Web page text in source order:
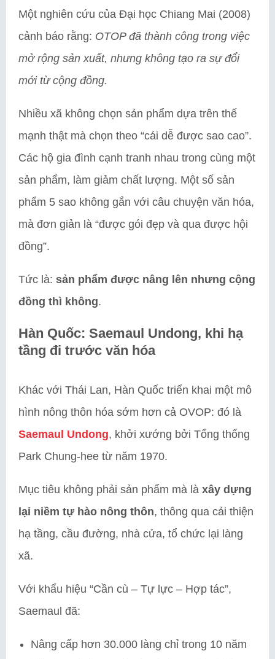
Một nghiên cứu của Đại học Chiang Mai (2008)
cảnh báo rằng: OTOP đã thành công trong việc
mở rộng sản xuất, nhưng không tạo ra sự đổi
mới từ cộng đồng.
Nhiều xã không chọn sản phẩm dựa trên thế
mạnh thật mà chọn theo “cái dễ được sao cao”.
Các hộ gia đình cạnh tranh nhau trong cùng một
sản phẩm, làm giảm chất lượng. Một số sản
phẩm 5 sao không gắn với câu chuyện văn hóa,
mà đơn giản là “được gói đẹp và qua được hội
đồng”.
Tức là: sản phẩm được nâng lên nhưng cộng
đồng thì không.
Hàn Quốc: Saemaul Undong, khi hạ
tầng đi trước văn hóa
Khác với Thái Lan, Hàn Quốc triển khai một mô
hình nông thôn hóa sớm hơn cả OVOP: đó là
Saemaul Undong, khởi xướng bởi Tổng thống
Park Chung-hee từ năm 1970.
Mục tiêu không phải sản phẩm mà là xây dựng
lại niềm tự hào nông thôn, thông qua cải thiện
hạ tầng, cầu đường, nhà cửa, tổ chức lại làng
xã.
Với khẩu hiệu “Cần cù – Tự lực – Hợp tác”,
Saemaul đã:
Nâng cấp hơn 30.000 làng chỉ trong 10 năm